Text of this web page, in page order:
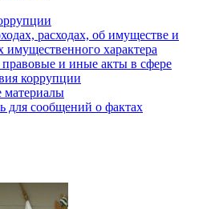
расходах, об имуществе и
имущественного характера
и иные акты в сфере
коррупции
материалы
для сообщений о фактах